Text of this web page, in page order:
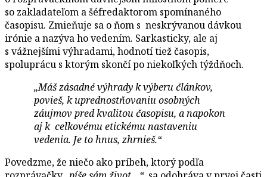
so zakladateľom a šéfredaktorom spomínaného
časopisu. Zmieňuje sa o ňom s neskrývanou dávkou
irónie a nazýva ho vedením. Sarkasticky, ale aj
s vážnejšími výhradami, hodnotí tiež časopis,
spoluprácu s ktorým skončí po niekoľkých týždňoch.
„Máš zásadné výhrady k výberu článkov,
povieš, k uprednostňovaniu osobných
záujmov pred kvalitou časopisu, a napokon
aj k celkovému etickému nastaveniu
vedenia. Je to hnus, zhrnieš.“
Povedzme, že niečo ako príbeh, ktorý podľa